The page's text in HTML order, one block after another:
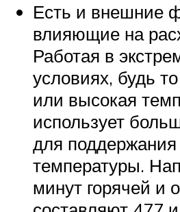
Есть и внешние
влияющие на
Работая в
условиях, будь
или высокая
использует
для
температуры.
минут горячей и